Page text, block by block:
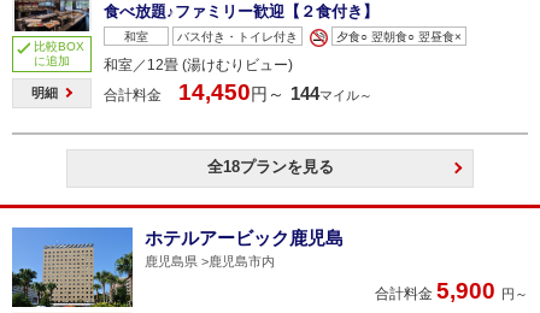
比較BOX
に追加
明細
食べ放題♪ファミリー歓迎【２食付き】
和室 バス付き・トイレ付き 夕食○ 翌朝食○ 翌昼食×
和室／12畳 (湯けむりビュー)
合計料金
14,450円～ 144マイル～
全18プランを見る
ホテルアービック鹿児島
鹿児島県 鹿児島市内
合計料金 5,900 円～